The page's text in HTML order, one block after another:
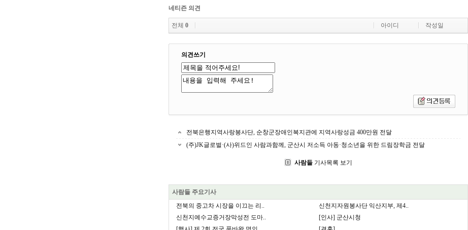
네티즌 의견
전체 0 아이디 작성일
의견쓰기
전북은행지역사랑봉사단, 순창군장애인복지관에 지역사랑성금 400만원 전달
(주)JK글로벌·(사)위드인 사람과함께, 군산시 저소득 아동·청소년을 위한 드림장학금 전달
사람들 기사목록 보기
사람들 주요기사
전북의 중고차 시장을 이끄는 리..
신천지자원봉사단 익산지부, 제4..
신천지예수교증거장막성전 도마..
[인사] 군산시청